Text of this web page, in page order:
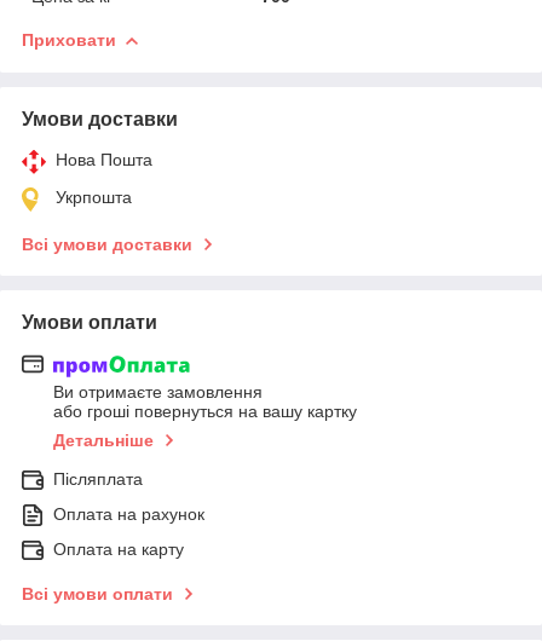
Приховати
Умови доставки
Нова Пошта
Укрпошта
Всі умови доставки
Умови оплати
Ви отримаєте замовлення
або гроші повернуться на вашу картку
Детальніше
Післяплата
Оплата на рахунок
Оплата на карту
Всі умови оплати